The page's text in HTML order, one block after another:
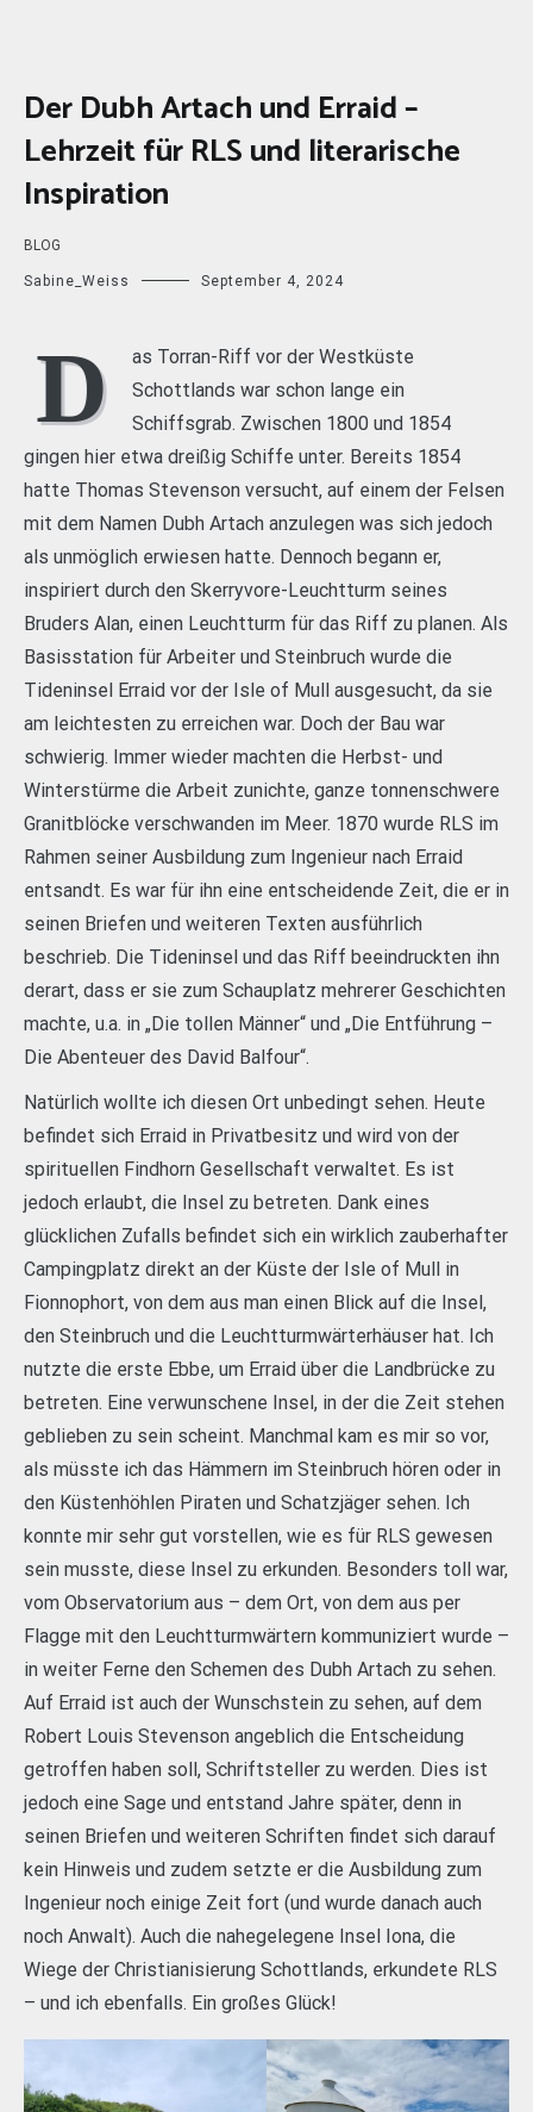
Der Dubh Artach und Erraid –
Lehrzeit für RLS und literarische
Inspiration
BLOG
Sabine_Weiss September 4, 2024
D
as Torran-Riff vor der Westküste
Schottlands war schon lange ein
Schiffsgrab. Zwischen 1800 und 1854
gingen hier etwa dreißig Schiffe unter. Bereits 1854
hatte Thomas Stevenson versucht, auf einem der Felsen
mit dem Namen Dubh Artach anzulegen was sich jedoch
als unmöglich erwiesen hatte. Dennoch begann er,
inspiriert durch den Skerryvore-Leuchtturm seines
Bruders Alan, einen Leuchtturm für das Riff zu planen. Als
Basisstation für Arbeiter und Steinbruch wurde die
Tideninsel Erraid vor der Isle of Mull ausgesucht, da sie
am leichtesten zu erreichen war. Doch der Bau war
schwierig. Immer wieder machten die Herbst- und
Winterstürme die Arbeit zunichte, ganze tonnenschwere
Granitblöcke verschwanden im Meer. 1870 wurde RLS im
Rahmen seiner Ausbildung zum Ingenieur nach Erraid
entsandt. Es war für ihn eine entscheidende Zeit, die er in
seinen Briefen und weiteren Texten ausführlich
beschrieb. Die Tideninsel und das Riff beeindruckten ihn
derart, dass er sie zum Schauplatz mehrerer Geschichten
machte, u.a. in „Die tollen Männer“ und „Die Entführung –
Die Abenteuer des David Balfour“.
Natürlich wollte ich diesen Ort unbedingt sehen. Heute
befindet sich Erraid in Privatbesitz und wird von der
spirituellen Findhorn Gesellschaft verwaltet. Es ist
jedoch erlaubt, die Insel zu betreten. Dank eines
glücklichen Zufalls befindet sich ein wirklich zauberhafter
Campingplatz direkt an der Küste der Isle of Mull in
Fionnophort, von dem aus man einen Blick auf die Insel,
den Steinbruch und die Leuchtturmwärterhäuser hat. Ich
nutzte die erste Ebbe, um Erraid über die Landbrücke zu
betreten. Eine verwunschene Insel, in der die Zeit stehen
geblieben zu sein scheint. Manchmal kam es mir so vor,
als müsste ich das Hämmern im Steinbruch hören oder in
den Küstenhöhlen Piraten und Schatzjäger sehen. Ich
konnte mir sehr gut vorstellen, wie es für RLS gewesen
sein musste, diese Insel zu erkunden. Besonders toll war,
vom Observatorium aus – dem Ort, von dem aus per
Flagge mit den Leuchtturmwärtern kommuniziert wurde –
in weiter Ferne den Schemen des Dubh Artach zu sehen.
Auf Erraid ist auch der Wunschstein zu sehen, auf dem
Robert Louis Stevenson angeblich die Entscheidung
getroffen haben soll, Schriftsteller zu werden. Dies ist
jedoch eine Sage und entstand Jahre später, denn in
seinen Briefen und weiteren Schriften findet sich darauf
kein Hinweis und zudem setzte er die Ausbildung zum
Ingenieur noch einige Zeit fort (und wurde danach auch
noch Anwalt). Auch die nahegelegene Insel Iona, die
Wiege der Christianisierung Schottlands, erkundete RLS
– und ich ebenfalls. Ein großes Glück!